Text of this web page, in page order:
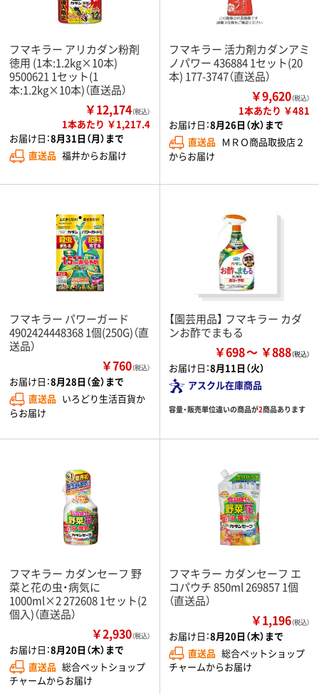
フマキラー アリカダン粉剤
徳用 (1本:1.2kg×10本)
9500621 1セット(1
本:1.2kg×10本)（直送品）
￥12,174（税込）
1本あたり ￥1,217.4
お届け日：8月31日（月）まで
直送品 福井からお届け
フマキラー 活力剤カダンアミ
ノパワー 436884 1セット(20
本) 177-3747（直送品）
￥9,620（税込）
1本あたり ￥481
お届け日：8月26日（水）まで
直送品 ＭＲＯ商品取扱店２
からお届け
フマキラー パワーガード
4902424448368 1個(250G)（直
送品）
￥760（税込）
お届け日：8月28日（金）まで
直送品 いろどり生活百貨か
らお届け
【園芸用品】 フマキラー カダ
ンお酢でまもる
￥698 ￥888
お届け日：8月11日（火）
アスクル在庫商品
容量・販売単位違いの商品が2商品あります
フマキラー カダンセーフ 野
菜と花の虫・病気に
1000ml×2 272608 1セット(2
個入)（直送品）
￥2,930（税込）
お届け日：8月20日（木）まで
直送品 総合ペットショップ
チャームからお届け
フマキラー カダンセーフ エ
コパウチ 850ml 269857 1個
（直送品）
￥1,196（税込）
お届け日：8月20日（木）まで
直送品 総合ペットショップ
チャームからお届け